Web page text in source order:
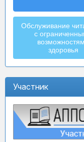
Обслуживание
с
здоровья
Участник